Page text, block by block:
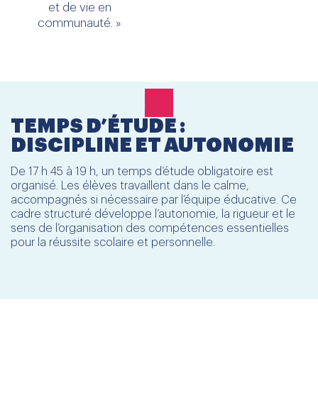
et de vie en
communauté. »
TEMPS D’ÉTUDE :
DISCIPLINE ET AUTONOMIE
De 17 h 45 à 19 h, un temps d’étude obligatoire est
organisé. Les élèves travaillent dans le calme,
accompagnés si nécessaire par l’équipe éducative. Ce
cadre structuré développe l’autonomie, la rigueur et le
sens de l’organisation des compétences essentielles
pour la réussite scolaire et personnelle.